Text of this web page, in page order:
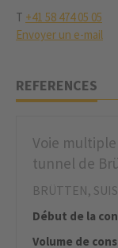
T +41 58 474 05 05
Envoyer un e-mail
REFERENCES
Voie
tunnel de
BRÜTTEN,
Début de la
Volume de